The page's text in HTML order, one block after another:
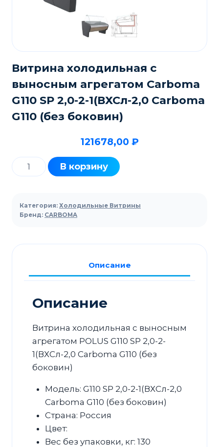
Витрина холодильная с
выносным агрегатом Carboma
G110 SP 2,0-2-1(ВХСл-2,0 Carboma
G110 (без боковин)
121678,00 ₽
Количество
товара
холодильная
агрегатом
Carboma
Carboma
боковин)
В корзину
Категория: Холодильные Витрины
Бренд: CARBOMA
Описание
Описание
Витрина холодильная с выносным
агрегатом POLUS G110 SP 2,0-2-
1(ВХСл-2,0 Carboma G110 (без
боковин)
Модель: G110 SP 2,0-2-1(ВХСл-2,0
Carboma G110 (без боковин)
Страна: Россия
Цвет:
Вес без упаковки, кг: 130